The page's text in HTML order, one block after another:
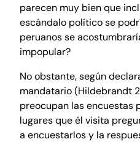
parecen muy bien que
escándalo político se
peruanos se
impopular?
No obstante, según
mandatario (Hildebrandt
preocupan las encuestas
lugares que él visita
a encuestarlos y la